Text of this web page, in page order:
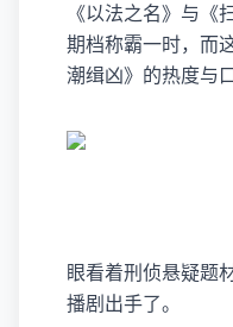
《以法之名》与《
期档称霸一时，而
潮缉凶》的热度与
眼看着刑侦悬疑题
播剧出手了。